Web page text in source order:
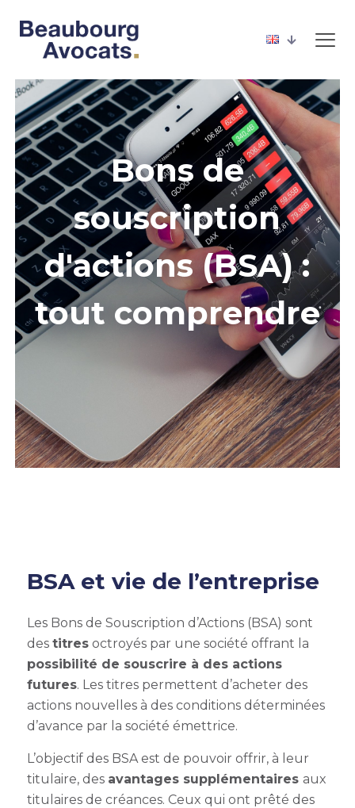
Bons de
souscription
d'actions (BSA) :
tout comprendre
BSA et vie de l’entreprise
Les Bons de Souscription d’Actions (BSA) sont
des titresoctroyés par une société offrant la
possibilité de souscrire à des actions
futures. Les titres permettent d’acheter des
actions nouvelles à des conditions déterminées
d’avance par la société émettrice.
L’objectif des BSA est de pouvoir offrir, à leur
titulaire, des avantages supplémentaires aux
titulaires de créances. Ceux qui ont prêté des